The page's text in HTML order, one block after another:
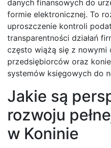
danych finansowych do
formie elektronicznej. To
uproszczenie kontroli
transparentności działań
często wiążą się z nowymi
przedsiębiorców oraz
systemów księgowych do
Jakie są
rozwoju
w Koninie